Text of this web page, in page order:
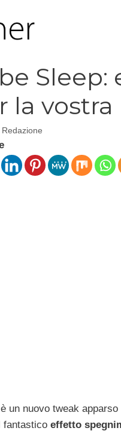
la
Redazione
è un nuovo tweak
fantastico effetto